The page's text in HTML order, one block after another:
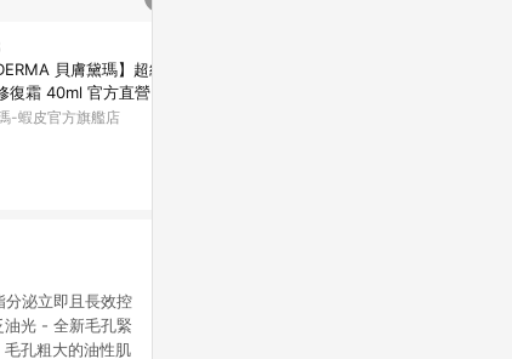
貝膚黛瑪】超級2
復霜 40ml 官方直營
-蝦皮官方旗艦店
泌立即且長效控
光 - 全新毛孔緊
孔粗大的油性肌